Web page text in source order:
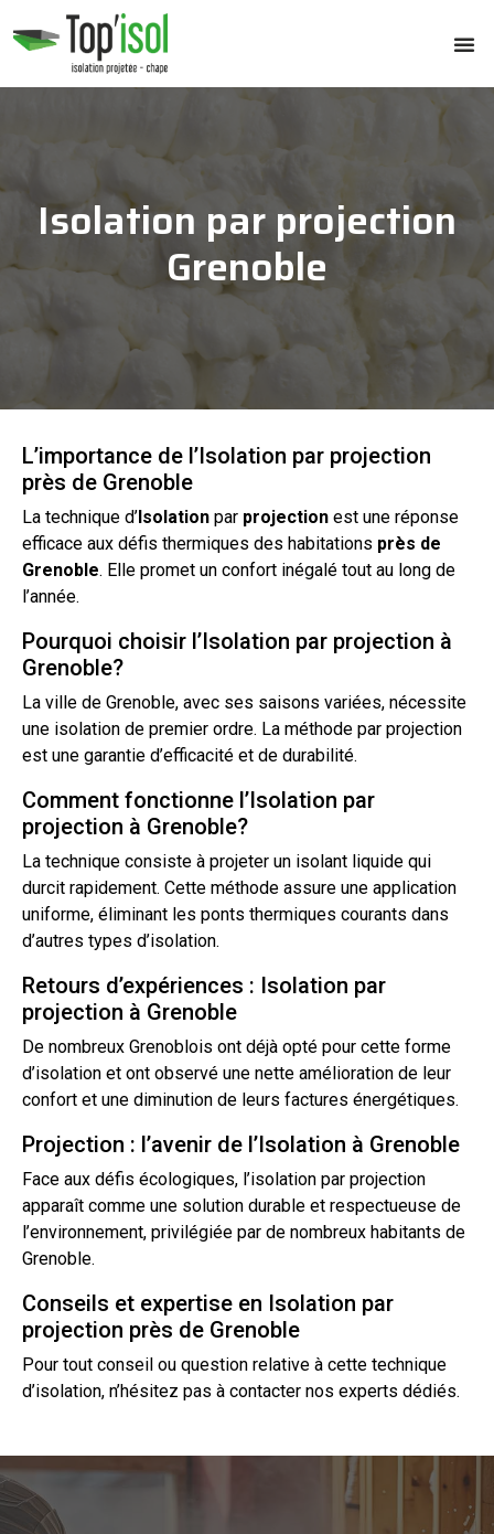
Isolation par projection
Grenoble
L’importance de l’Isolation par projection
près de Grenoble
La technique d’Isolation par projection est une réponse
efficace aux défis thermiques des habitations près de
Grenoble. Elle promet un confort inégalé tout au long de
l’année.
Pourquoi choisir l’Isolation par projection à
Grenoble?
La ville de Grenoble, avec ses saisons variées, nécessite
une isolation de premier ordre. La méthode par projection
est une garantie d’efficacité et de durabilité.
Comment fonctionne l’Isolation par
projection à Grenoble?
La technique consiste à projeter un isolant liquide qui
durcit rapidement. Cette méthode assure une application
uniforme, éliminant les ponts thermiques courants dans
d’autres types d’isolation.
Retours d’expériences : Isolation par
projection à Grenoble
De nombreux Grenoblois ont déjà opté pour cette forme
d’isolation et ont observé une nette amélioration de leur
confort et une diminution de leurs factures énergétiques.
Projection : l’avenir de l’Isolation à Grenoble
Face aux défis écologiques, l’isolation par projection
apparaît comme une solution durable et respectueuse de
l’environnement, privilégiée par de nombreux habitants de
Grenoble.
Conseils et expertise en Isolation par
projection près de Grenoble
Pour tout conseil ou question relative à cette technique
d’isolation, n’hésitez pas à contacter nos experts dédiés.